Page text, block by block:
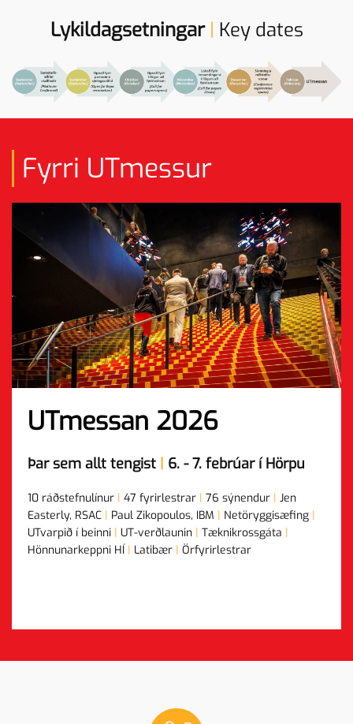
Lykildagsetningar | Key dates
Fyrri UTmessur
UTmessan 2026
Þar sem allt tengist 6. - 7. febrúar í Hörpu
10 ráðstefnulínur | 47 fyrirlestrar | 76 sýnendur | Jen
Easterly, RSAC | Paul Zikopoulos, IBM | Netöryggisæfing |
UTvarpið í beinni | UT-verðlaunin | Tæknikrossgáta |
Hönnunarkeppni HÍ | Latibær | Örfyrirlestrar